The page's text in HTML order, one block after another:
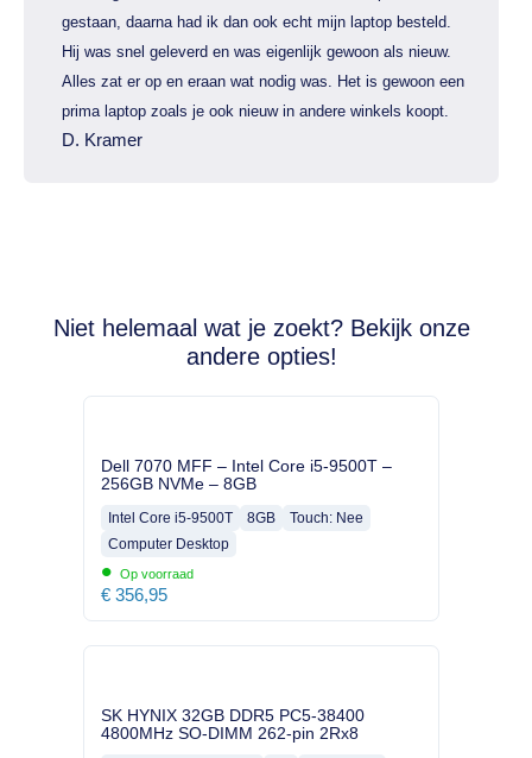
gestaan, daarna had ik dan ook echt mijn laptop besteld.
Hij was snel geleverd en was eigenlijk gewoon als nieuw.
Alles zat er op en eraan wat nodig was. Het is gewoon een
prima laptop zoals je ook nieuw in andere winkels koopt.
D. Kramer
Niet helemaal wat je zoekt? Bekijk onze
andere opties!
Dell 7070 MFF – Intel Core i5-9500T –
256GB NVMe – 8GB
Intel Core i5-9500T 8GB
Touch: Nee
Computer Desktop
• Op voorraad
€ 356,95
SK HYNIX 32GB DDR5 PC5-38400
4800MHz SO-DIMM 262-pin 2Rx8